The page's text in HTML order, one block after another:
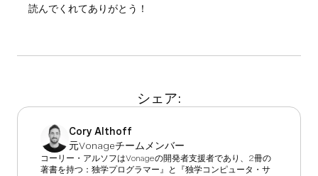
読んでくれてありがとう！
シェア:
Cory Althoff
元Vonageチームメンバー
コーリー・アルソフはVonageの開発者支援者であり、2冊の
著書を持つ：独学プログラマー』と『独学コンピュータ・サ